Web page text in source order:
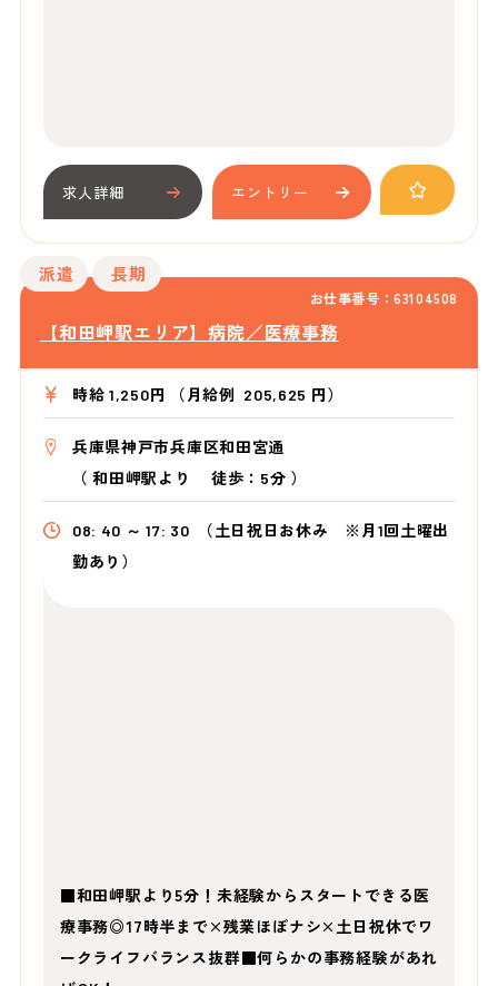
求人詳細 エントリー
お仕事番号：63104508
派遣 長期
【和田岬駅エリア】病院／医療事務
時給 1,250円 （月給例 205,625 円）
兵庫県神戸市兵庫区和田宮通
（和田岬駅より 徒歩：5分 ）
08: 40 ～ 17: 30
（土日祝日お休み ※月1回土曜出
勤あり）
■和田岬駅より5分！未経験からスタートできる医
療事務◎17時半まで×残業ほぼナシ×土日祝休でワ
ークライフバランス抜群■何らかの事務経験があれ